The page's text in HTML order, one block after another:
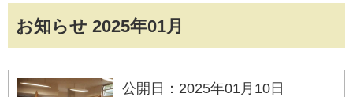
お知らせ 2025年01月
公開日：2025年01月10日